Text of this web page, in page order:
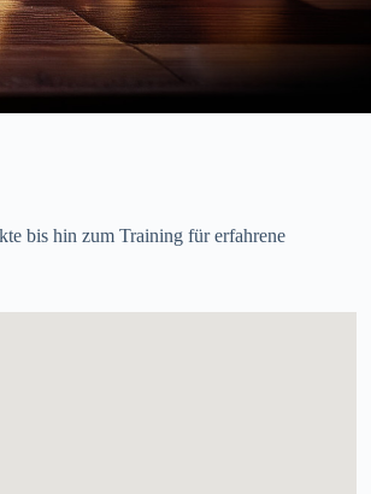
bis hin zum Training für erfahrene